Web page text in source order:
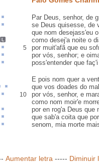
Par Deus, senhor, de
se Deus quisesse, de
que nom desejass'eu
como desej'a noite o
5 por muit'afãque eu
por vós, senhor; e
poss'entender que
E pois nom quer a
que vos doades do
10
por vós, senhor, e
como nom moir'e
por en rog'a Deus que
que sab'a coitaque
senom, mia morte
Aumentar letra ----- Diminuir